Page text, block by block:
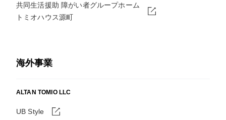
共同生活援助 障がい者グループホーム
トミオハウス源町
海外事業
ALTAN TOMIO LLC
UB Style